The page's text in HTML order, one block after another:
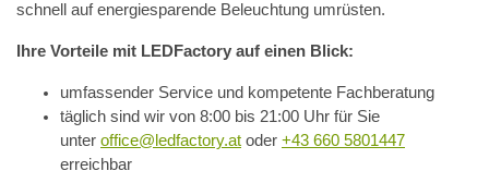
schnell auf energiesparende Beleuchtung umrüsten.
Ihre Vorteile mit LEDFactory auf einen Blick:
umfassender Service und kompetente Fachberatung
täglich sind wir von 8:00 bis 21:00 Uhr für Sie
unter office@ledfactory.at oder +43 660 5801447
erreichbar